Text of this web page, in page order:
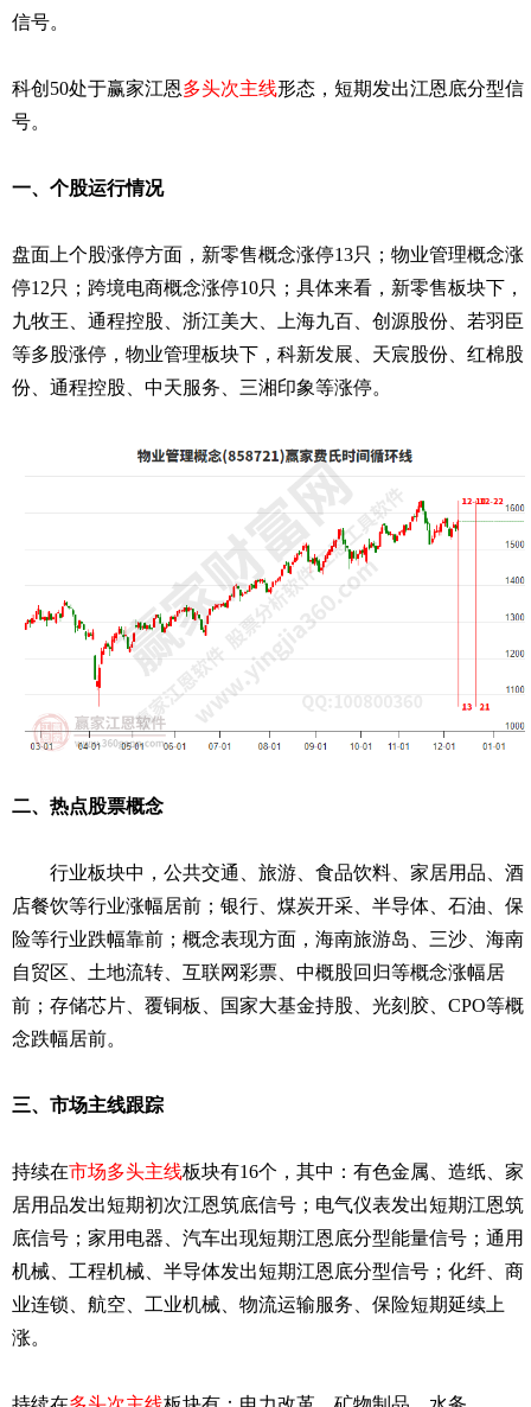
信号。
科创50处于赢家江恩多头次主线形态，短期发出江恩底分型信
号。
一、个股运行情况
盘面上个股涨停方面，新零售概念涨停13只；物业管理概念涨
停12只；跨境电商概念涨停10只；具体来看，新零售板块下，
九牧王、通程控股、浙江美大、上海九百、创源股份、若羽臣
等多股涨停，物业管理板块下，科新发展、天宸股份、红棉股
份、通程控股、中天服务、三湘印象等涨停。
二、热点股票概念
行业板块中，公共交通、旅游、食品饮料、家居用品、酒
店餐饮等行业涨幅居前；银行、煤炭开采、半导体、石油、保
险等行业跌幅靠前；概念表现方面，海南旅游岛、三沙、海南
自贸区、土地流转、互联网彩票、中概股回归等概念涨幅居
前；存储芯片、覆铜板、国家大基金持股、光刻胶、CPO等概
念跌幅居前。
三、市场主线跟踪
持续在市场多头主线板块有16个，其中：有色金属、造纸、家
居用品发出短期初次江恩筑底信号；电气仪表发出短期江恩筑
底信号；家用电器、汽车出现短期江恩底分型能量信号；通用
机械、工程机械、半导体发出短期江恩底分型信号；化纤、商
业连锁、航空、工业机械、物流运输服务、保险短期延续上
涨。